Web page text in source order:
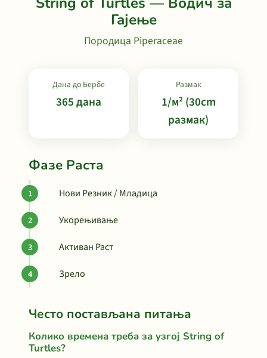
Гајење
Породица Piperaceae
Дана до Бербе
365 дана
Размак
1/м² (30cm
размак)
Фазе Раста
Нови Резник / Младица
Укорењивање
Активан Раст
Зрело
Често постављана питања
Колико времена треба за узгој String of
Turtles?